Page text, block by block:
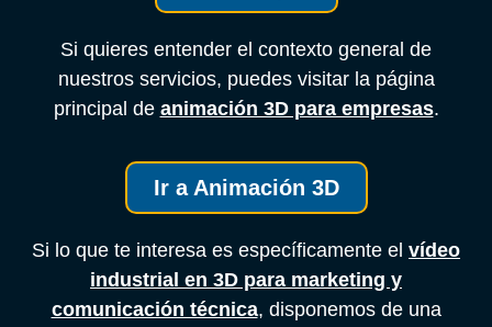
Si quieres entender el contexto general de
nuestros servicios, puedes visitar la página
principal de animación 3D para empresas.
Ir a Animación 3D
Si lo que te interesa es específicamente el vídeo
industrial en 3D para marketing y
comunicación técnica, disponemos de una